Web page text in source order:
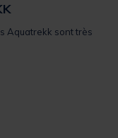
Aquatrekk sont très